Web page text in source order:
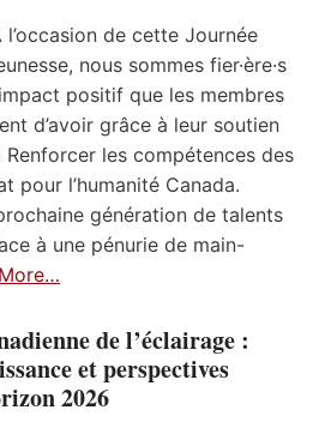
de cette Journée
nous sommes fier·ère·s
positif que les membres
d’avoir grâce à leur soutien
les compétences des
pour l’humanité Canada.
génération de talents
à une pénurie de main-
de l’éclairage :
et perspectives
2026